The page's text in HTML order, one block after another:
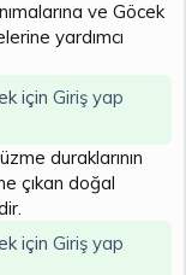
ve Göcek
yardımcı
için Giriş yap
duraklarının
çıkan doğal
için Giriş yap